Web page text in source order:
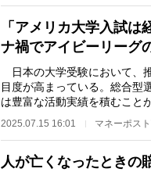
「アメリカ大学入試
ナ禍でアイビーリーグ
日本の大学受験において、
目度が高まっている。総合型
は豊富な活動実績を積むこと
2025.07.15 16:01 マネーポス
人が亡くなったときの